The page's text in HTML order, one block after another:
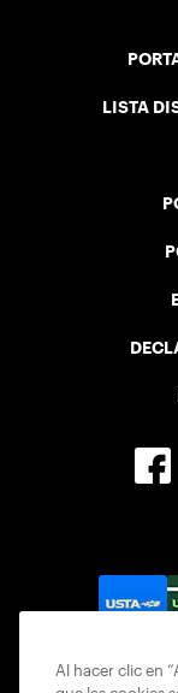
LISTA
Al hacer clic en